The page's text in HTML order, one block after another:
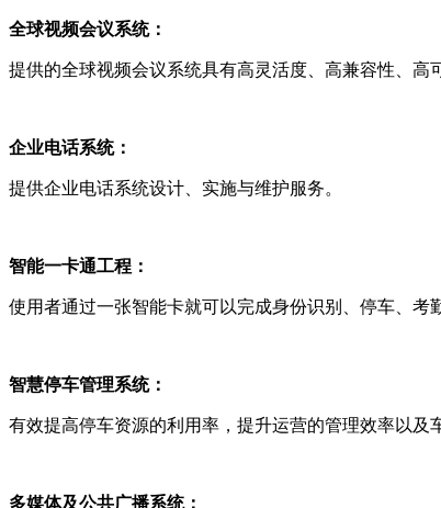
全球视频会议系统：
提供的全球视频会议系统具有高灵活度、高兼容性、高
企业电话系统：
提供企业电话系统设计、实施与维护服务。
智能一卡通工程：
使用者通过一张智能卡就可以完成身份识别、停车、考
智慧停车管理系统：
有效提高停车资源的利用率，提升运营的管理效率以及
多媒体及公共广播系统：